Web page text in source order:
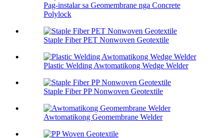
Pag-instalar sa Geomembrane nga Concrete
Polylock
Staple Fiber PET Nonwoven Geotextile
Plastic Welding Awtomatikong Wedge Welder
Staple Fiber PP Nonwoven Geotextile
Awtomatikong Geomembrane Welder